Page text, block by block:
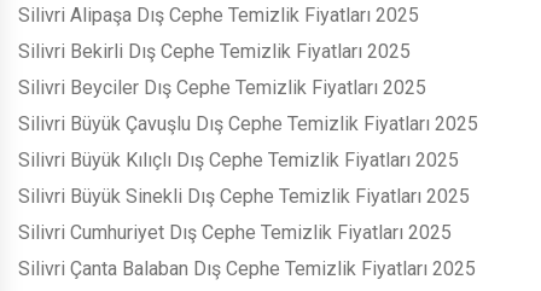
Silivri Alipaşa Dış Cephe Temizlik Fiyatları 2025
Silivri Bekirli Dış Cephe Temizlik Fiyatları 2025
Silivri Beyciler Dış Cephe Temizlik Fiyatları 2025
Silivri Büyük Çavuşlu Dış Cephe Temizlik Fiyatları 2025
Silivri Büyük Kılıçlı Dış Cephe Temizlik Fiyatları 2025
Silivri Büyük Sinekli Dış Cephe Temizlik Fiyatları 2025
Silivri Cumhuriyet Dış Cephe Temizlik Fiyatları 2025
Silivri Çanta Balaban Dış Cephe Temizlik Fiyatları 2025